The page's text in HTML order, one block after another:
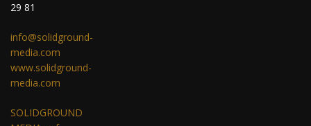
29 81
info@solidground-
media.com
www.solidground-
media.com
SOLIDGROUND